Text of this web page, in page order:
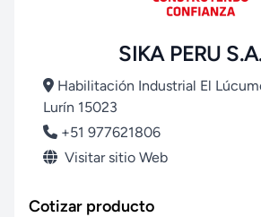
SIKA PERU
Habilitación Industrial El
Lurín 15023
+51 977621806
Visitar sitio Web
Cotizar producto